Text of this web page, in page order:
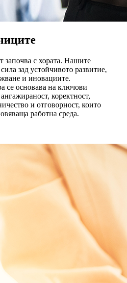
започва с хората. Нашите
зад устойчивото развитие,
и иновациите.
се основава на ключови
коректност,
и отговорност, които
работна среда.